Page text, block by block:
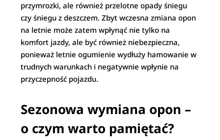
przymrozki, ale również przelotne opady śniegu
czy śniegu z deszczem. Zbyt wczesna zmiana opon
na letnie może zatem wpłynąć nie tylko na
komfort jazdy, ale być również niebezpieczna,
ponieważ letnie ogumienie wydłuży hamowanie w
trudnych warunkach i negatywnie wpłynie na
przyczepność pojazdu.
Sezonowa wymiana opon –
o czym warto pamiętać?